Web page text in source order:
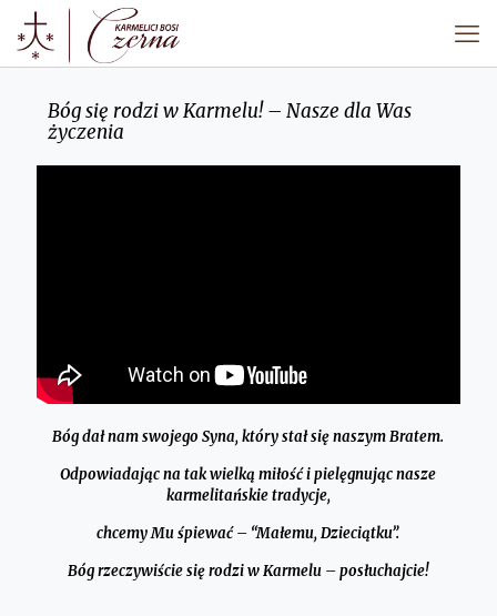
Bóg się rodzi w Karmelu! – Nasze dla Was
życzenia
Bóg dał nam swojego Syna, który stał się naszym Bratem.
Odpowiadając na tak wielką miłość i pielęgnując nasze
karmelitańskie tradycje,
chcemy Mu śpiewać – “Małemu, Dzieciątku”.
Bóg rzeczywiście się rodzi w Karmelu – posłuchajcie!